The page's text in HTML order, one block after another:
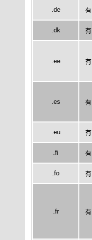
.de 有
.dk 有
.ee 有
.es 有
.eu 有
.fi 有
.fo 有
.fr 有